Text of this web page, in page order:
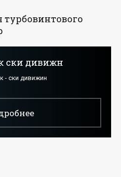
ски дивижн
- ски дивижин